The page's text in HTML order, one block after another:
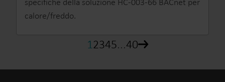
calore/freddo.
12345...40